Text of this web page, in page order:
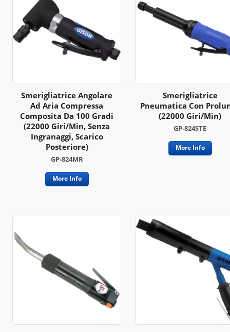
Smerigliatrice Angolare
Ad Aria Compressa
Composita Da 100 Gradi
(22000 Giri/min, Senza
Ingranaggi, Scarico
Posteriore)
GP-824MR
More Info
Smerigliatrice
Pneumatica Con
(22000 Giri/min)
GP-824STE
More Info